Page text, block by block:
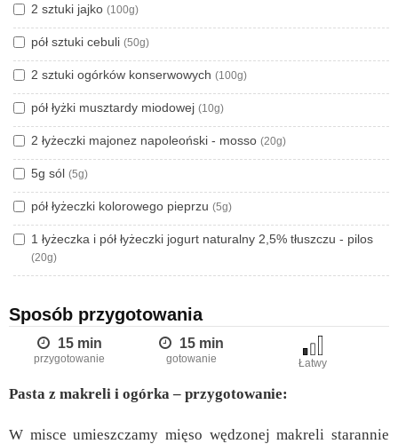
2 sztuki jajko (100g)
pół sztuki cebuli (50g)
2 sztuki ogórków konserwowych (100g)
pół łyżki musztardy miodowej (10g)
2 łyżeczki majonez napoleoński - mosso (20g)
5g sól (5g)
pół łyżeczki kolorowego pieprzu (5g)
1 łyżeczka i pół łyżeczki jogurt naturalny 2,5% tłuszczu - pilos
(20g)
Sposób przygotowania
15 min
przygotowanie
15 min
gotowanie Łatwy
Pasta z makreli i ogórka – przygotowanie:
W misce umieszczamy mięso wędzonej makreli starannie